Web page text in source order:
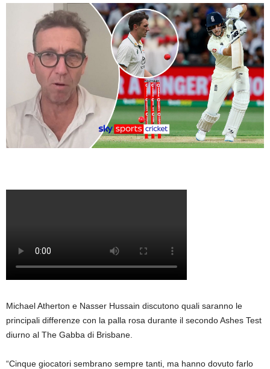
Michael Atherton e Nasser Hussain discutono quali saranno le
principali differenze con la palla rosa durante il secondo Ashes Test
diurno al The Gabba di Brisbane.
“Cinque giocatori sembrano sempre tanti, ma hanno dovuto farlo